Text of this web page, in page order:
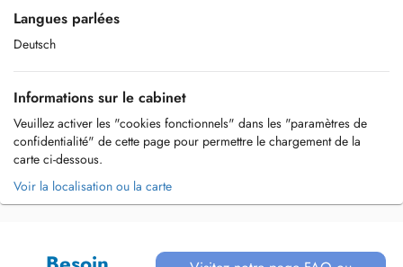
Langues parlées
Deutsch
Informations sur le cabinet
Veuillez activer les "cookies fonctionnels" dans les "paramètres de
confidentialité" de cette page pour permettre le chargement de la
carte ci-dessous.
Voir la localisation ou la carte